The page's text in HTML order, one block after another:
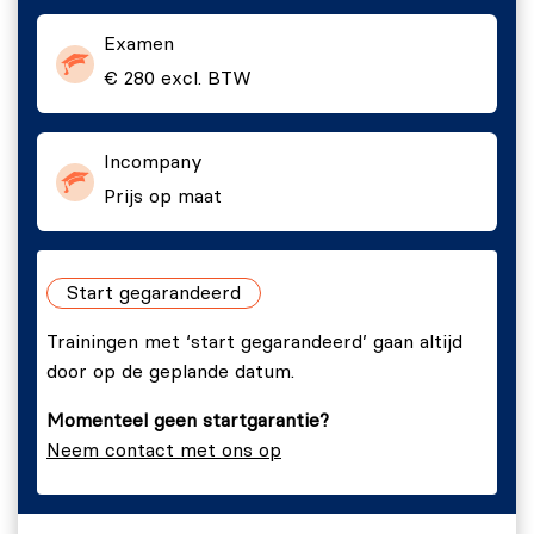
Visueel management.
Stand-up meetings.
Brainstormen, bronoorzaak analyse, 5x waarom.
Visualiseren van data.
Creëren van stabiele en efficiënte processen
diagrammen.
Datatypes en meetsystemen.
Waardestroom analyse.
Examen
€ 280 excl. BTW
Incompany
Prijs op maat
Start gegarandeerd
Trainingen met ‘start gegarandeerd’ gaan altijd
door op de geplande datum.
Momenteel geen startgarantie?
Neem contact met ons op